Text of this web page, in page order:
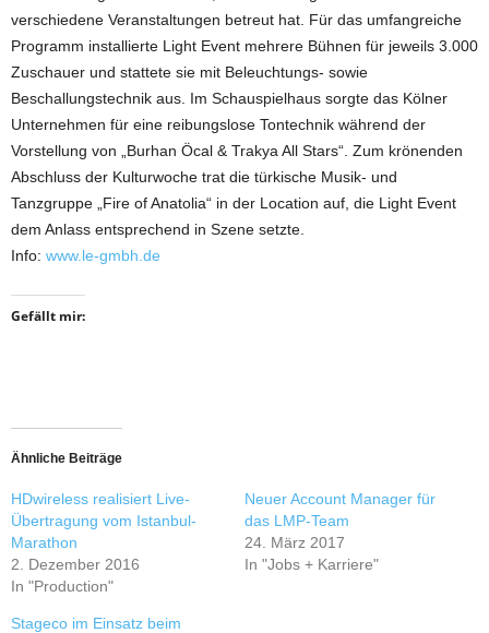
verschiedene Veranstaltungen betreut hat. Für das umfangreiche
Programm installierte Light Event mehrere Bühnen für jeweils 3.000
Zuschauer und stattete sie mit Beleuchtungs- sowie
Beschallungstechnik aus. Im Schauspielhaus sorgte das Kölner
Unternehmen für eine reibungslose Tontechnik während der
Vorstellung von „Burhan Öcal & Trakya All Stars“. Zum krönenden
Abschluss der Kulturwoche trat die türkische Musik- und
Tanzgruppe „Fire of Anatolia“ in der Location auf, die Light Event
dem Anlass entsprechend in Szene setzte.
Info: www.le-gmbh.de
Gefällt mir:
Ähnliche Beiträge
HDwireless realisiert Live-
Übertragung vom Istanbul-
Marathon
2. Dezember 2016
In "Production"
Neuer Account Manager für
das LMP-Team
24. März 2017
In "Jobs + Karriere"
Stageco im Einsatz beim